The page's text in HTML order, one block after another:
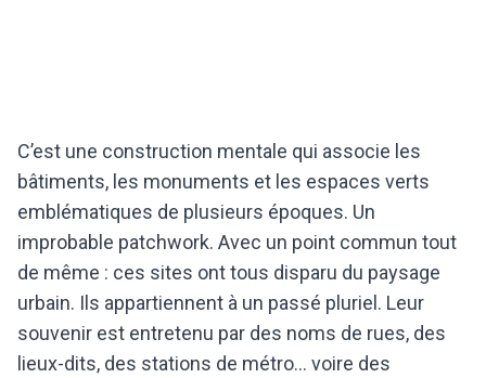
C’est une construction mentale qui associe les
bâtiments, les monuments et les espaces verts
emblématiques de plusieurs époques. Un
improbable patchwork. Avec un point commun tout
de même : ces sites ont tous disparu du paysage
urbain. Ils appartiennent à un passé pluriel. Leur
souvenir est entretenu par des noms de rues, des
lieux-dits, des stations de métro… voire des